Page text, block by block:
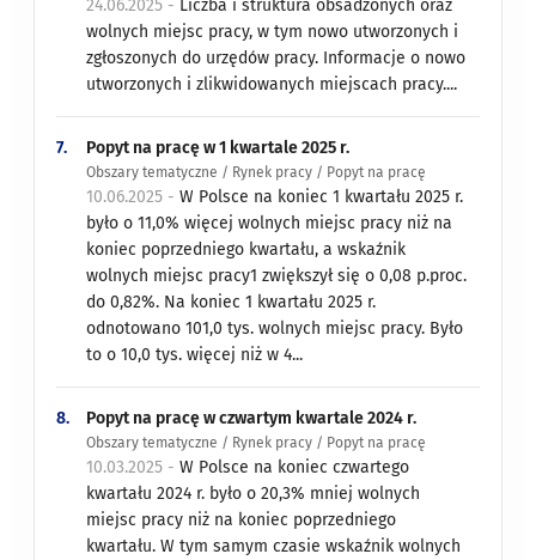
24.06.2025 - Liczba i struktura obsadzonych oraz
wolnych miejsc pracy, w tym nowo utworzonych i
zgłoszonych do urzędów pracy. Informacje o nowo
utworzonych i zlikwidowanych miejscach pracy....
7. Popyt na pracę w 1 kwartale 2025 r.
Obszary tematyczne / Rynek pracy / Popyt na pracę
10.06.2025 -W Polsce na koniec 1 kwartału 2025 r.
było o 11,0% więcej wolnych miejsc pracy niż na
koniec poprzedniego kwartału, a wskaźnik
wolnych miejsc pracy1 zwiększył się o 0,08 p.proc.
do 0,82%. Na koniec 1 kwartału 2025 r.
odnotowano 101,0 tys. wolnych miejsc pracy. Było
to o 10,0 tys. więcej niż w 4...
8. Popyt na pracę w czwartym kwartale 2024 r.
Obszary tematyczne / Rynek pracy / Popyt na pracę
10.03.2025 -W Polsce na koniec czwartego
kwartału 2024 r. było o 20,3% mniej wolnych
miejsc pracy niż na koniec poprzedniego
kwartału. W tym samym czasie wskaźnik wolnych